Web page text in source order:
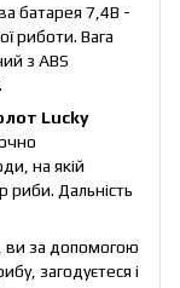
батарея 7,4В -
риботи. Вага
з ABS
Lucky
на якій
риби. Дальність
ви за допомогою
загодуєтеся і